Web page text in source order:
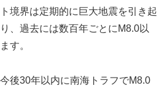
境界は定期的に巨大地震を引き起
、過去には数百年ごとにM8.0以
す。
後30年以内に南海トラフでM8.0